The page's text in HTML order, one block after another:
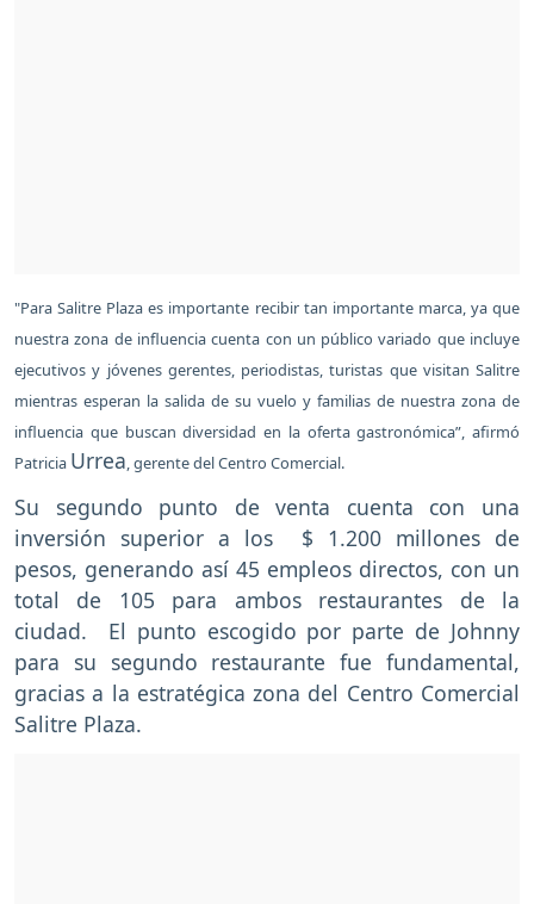
"Para Salitre Plaza es importante recibir tan importante marca, ya que
nuestra zona de influencia cuenta con un público variado que incluye
ejecutivos y jóvenes gerentes, periodistas, turistas que visitan Salitre
mientras esperan la salida de su vuelo y familias de nuestra zona de
influencia que buscan diversidad en la oferta gastronómica”, afirmó
Patricia Urrea, gerente del Centro Comercial.
Su segundo punto de venta cuenta con una
inversión superior a los $ 1.200 millones de
pesos, generando así 45 empleos directos, con un
total de 105 para ambos restaurantes de la
ciudad. El punto escogido por parte de Johnny
para su segundo restaurante fue fundamental,
gracias a la estratégica zona del Centro Comercial
Salitre Plaza.